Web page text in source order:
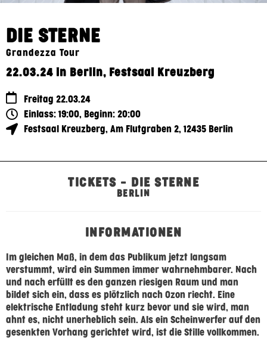
DIE STERNE
Grandezza Tour
22.03.24 in Berlin, Festsaal Kreuzberg
Freitag 22.03.24
Einlass: 19:00, Beginn: 20:00
Festsaal Kreuzberg, Am Flutgraben 2, 12435 Berlin
TICKETS – DIE STERNE
BERLIN
INFORMATIONEN
Im gleichen Maß, in dem das Publikum jetzt langsam
verstummt, wird ein Summen immer wahrnehmbarer. Nach
und nach erfüllt es den ganzen riesigen Raum und man
bildet sich ein, dass es plötzlich nach Ozon riecht. Eine
elektrische Entladung steht kurz bevor und sie wird, man
ahnt es, nicht unerheblich sein. Als ein Scheinwerfer auf den
gesenkten Vorhang gerichtet wird, ist die Stille vollkommen.